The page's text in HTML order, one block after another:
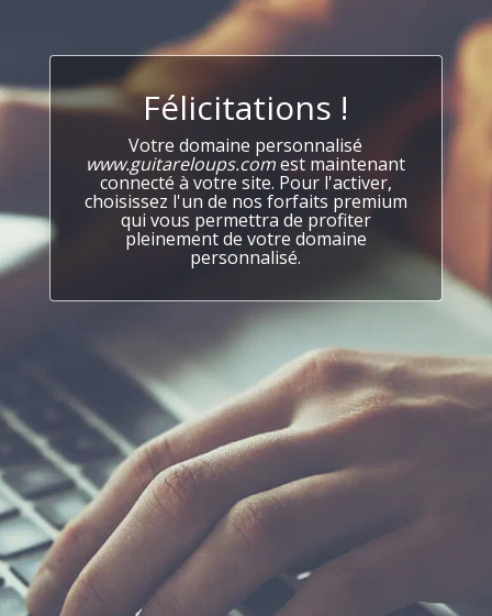
Félicitations !
Votre domaine personnalisé
www.guitareloups.comest maintenant
connecté à votre site. Pour l'activer,
choisissez l'un de nos forfaits premium
qui vous permettra de profiter
pleinement de votre domaine
personnalisé.